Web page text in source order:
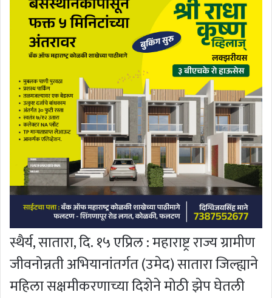
स्थैर्य, सातारा, दि. १५ एप्रिल : महाराष्ट्र राज्य ग्रामीण
जीवनोन्नती अभियानांतर्गत (उमेद) सातारा जिल्ह्याने
महिला सक्षमीकरणाच्या दिशेने मोठी झेप घेतली